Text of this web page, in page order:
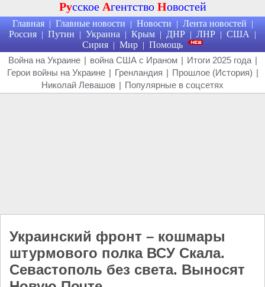
Русское Агентство Новостей
Главная | Главные новости | Новости | Лента новостей |
Россия | Путин | Украина | Крым | ДНР | ЛНР | США |
Сирия | Мир | Помощь
Война на Украине | война США с Ираном | Итоги 2025 года |
Герои войны на Украине | Гренландия | Прошлое (История) |
Николай Левашов | Популярные в соцсетях
Украинский фронт – кошмары
штурмового полка ВСУ Скала.
Севастополь без света. Выносят